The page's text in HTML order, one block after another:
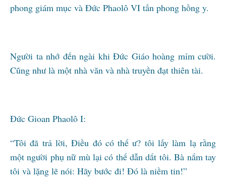
phong giám mục và Đức Phaolô VI tấn phong hồng y.
Người ta nhớ đến ngài khi Đức Giáo hoàng mỉm cười.
Cũng như là một nhà văn và nhà truyền đạt thiên tài.
Đức Gioan Phaolô I:
“Tôi đã trả lời, Điều đó có thể ư? tôi lấy làm lạ rằng
một người phụ nữ mù lại có thể dẫn dắt tôi. Bà nắm tay
tôi và lặng lẽ nói: Hãy bước đi! Đó là niềm tin!”